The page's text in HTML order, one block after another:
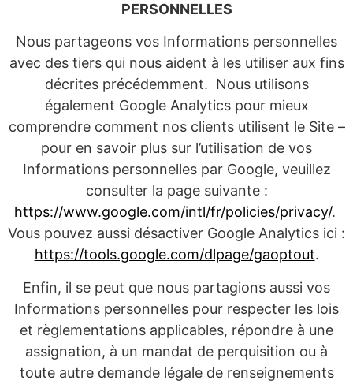
PERSONNELLES
Nous partageons vos Informations personnelles
avec des tiers qui nous aident à les utiliser aux fins
décrites précédemment. Nous utilisons
également Google Analytics pour mieux
comprendre comment nos clients utilisent le Site –
pour en savoir plus sur l’utilisation de vos
Informations personnelles par Google, veuillez
consulter la page suivante :
https://www.google.com/intl/fr/policies/privacy/.
Vous pouvez aussi désactiver Google Analytics ici :
https://tools.google.com/dlpage/gaoptout.
Enfin, il se peut que nous partagions aussi vos
Informations personnelles pour respecter les lois
et règlementations applicables, répondre à une
assignation, à un mandat de perquisition ou à
toute autre demande légale de renseignements